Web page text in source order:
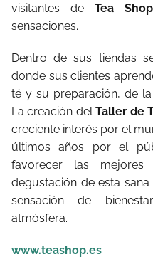
visitantes de Tea Shop
sensaciones.
Dentro de sus tiendas
donde sus clientes
té y su preparación, de
La creación delTaller de
creciente interés por el
últimos años por el
favorecer las
degustación de esta
sensación de
atmósfera.
www.teashop.es